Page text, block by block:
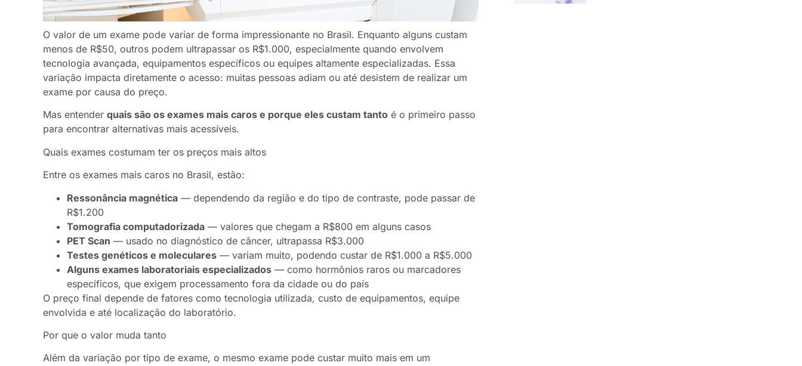
O valor de um exame pode variar de forma impressionante no Brasil. Enquanto alguns custam
menos de R$50, outros podem ultrapassar os R$1.000, especialmente quando envolvem
tecnologia avançada, equipamentos específicos ou equipes altamente especializadas. Essa
variação impacta diretamente o acesso: muitas pessoas adiam ou até desistem de realizar um
exame por causa do preço.
Mas entender quais são os exames mais caros e porque eles custam tanto é o primeiro passo
para encontrar alternativas mais acessíveis.
Quais exames costumam ter os preços mais altos
Entre os exames mais caros no Brasil, estão:
Ressonância magnética — dependendo da região e do tipo de contraste, pode passar de
R$1.200
Tomografia computadorizada — valores que chegam a R$800 em alguns casos
PET Scan — usado no diagnóstico de câncer, ultrapassa R$3.000
Testes genéticos e moleculares — variam muito, podendo custar de R$1.000 a R$5.000
Alguns exames laboratoriais especializados — como hormônios raros ou marcadores
específicos, que exigem processamento fora da cidade ou do país
O preço final depende de fatores como tecnologia utilizada, custo de equipamentos, equipe
envolvida e até localização do laboratório.
Por que o valor muda tanto
Além da variação por tipo de exame, o mesmo exame pode custar muito mais em um